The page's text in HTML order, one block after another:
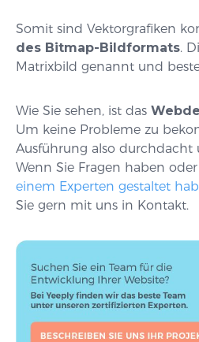
Somit sind Vektorgrafiken
des Bitmap-Bildformats.
Matrixbild genannt und
Wie Sie sehen, ist das
Um keine Probleme zu
Ausführung also durchdacht
Wenn Sie Fragen haben oder
einem Experten gestaltet
Sie gern mit uns in Kontakt.